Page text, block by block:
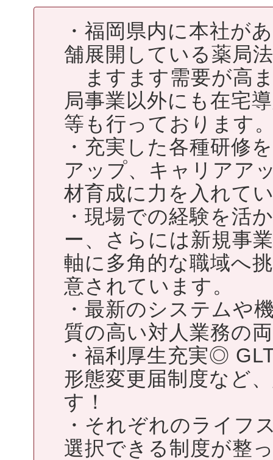
・福岡県内に本社が
舗展開している薬局
ますます需要が高
局事業以外にも在宅
等も行っております
・充実した各種研修
アップ、キャリアア
材育成に力を入れて
・現場での経験を活
ー、さらには新規事
軸に多角的な職域へ
意されています。
・最新のシステムや
質の高い対人業務の
・福利厚生充実◎
形態変更届制度など
す！
・それぞれのライフ
選択できる制度が整